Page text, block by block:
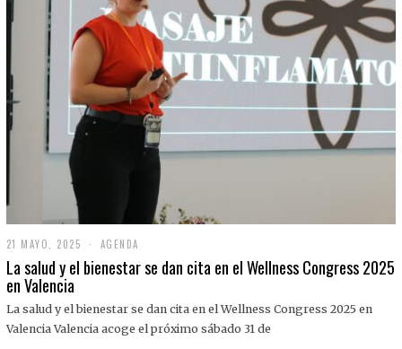
21 MAYO, 2025
1
M
O
,
AGENDA
La salud y el bienestar se dan cita en el Wellness Congress 2025
en Valencia
La salud y el bienestar se dan cita en el Wellness Congress 2025 en
Valencia Valencia acoge el próximo sábado 31 de